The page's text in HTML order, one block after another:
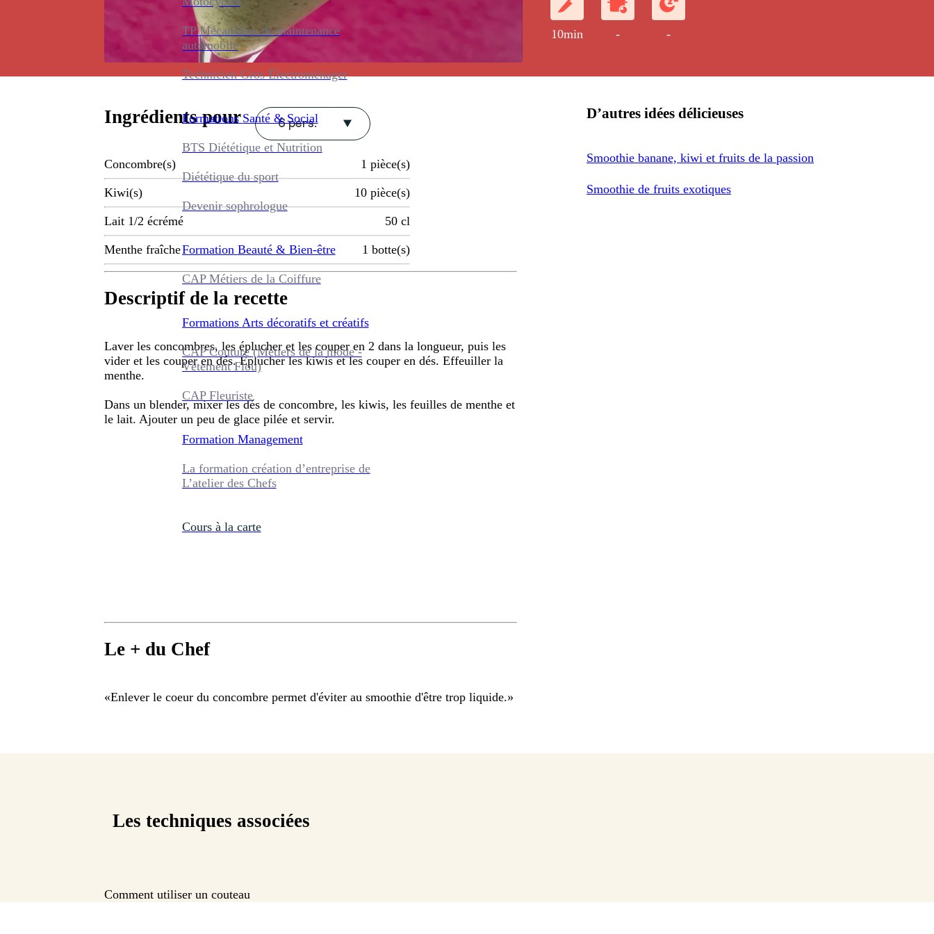
TP Mécanicien de maintenance
automobile
Technicien Gros Électroménager
Formations Santé & Social
BTS Diététique et Nutrition
Diététique du sport
Devenir sophrologue
Formation Beauté & Bien-être
CAP Métiers de la Coiffure
Formations Arts décoratifs et créatifs
CAP Couture (Métiers de la mode -
Vêtement Flou)
CAP Fleuriste
Formation Management
La formation création d’entreprise de
L’atelier des Chefs
Cours à la carte
10min - -
Ingrédients pour 6 pers.
Concombre(s) 1 pièce(s)
Kiwi(s) 10 pièce(s)
Lait 1/2 écrémé 50 cl
Menthe fraîche 1 botte(s)
Descriptif de la recette
Laver les concombres, les éplucher et les couper en 2 dans la longueur, puis les
vider et les couper en dés. Éplucher les kiwis et les couper en dés. Effeuiller la
menthe.
Dans un blender, mixer les dés de concombre, les kiwis, les feuilles de menthe et
le lait. Ajouter un peu de glace pilée et servir.
Le + du Chef
«Enlever le coeur du concombre permet d'éviter au smoothie d'être trop liquide.»
D’autres idées délicieuses
Smoothie banane, kiwi et fruits de la passion
Smoothie de fruits exotiques
Les techniques associées
Comment utiliser un couteau